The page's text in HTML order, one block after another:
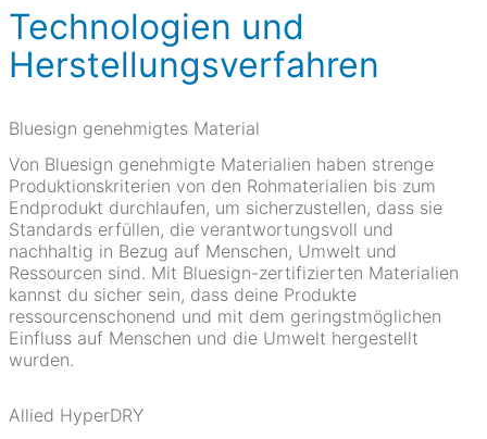
Technologien und
Herstellungsverfahren
Bluesign genehmigtes Material
Von Bluesign genehmigte Materialien haben strenge
Produktionskriterien von den Rohmaterialien bis zum
Endprodukt durchlaufen, um sicherzustellen, dass sie
Standards erfüllen, die verantwortungsvoll und
nachhaltig in Bezug auf Menschen, Umwelt und
Ressourcen sind. Mit Bluesign-zertifizierten Materialien
kannst du sicher sein, dass deine Produkte
ressourcenschonend und mit dem geringstmöglichen
Einfluss auf Menschen und die Umwelt hergestellt
wurden.
Allied HyperDRY